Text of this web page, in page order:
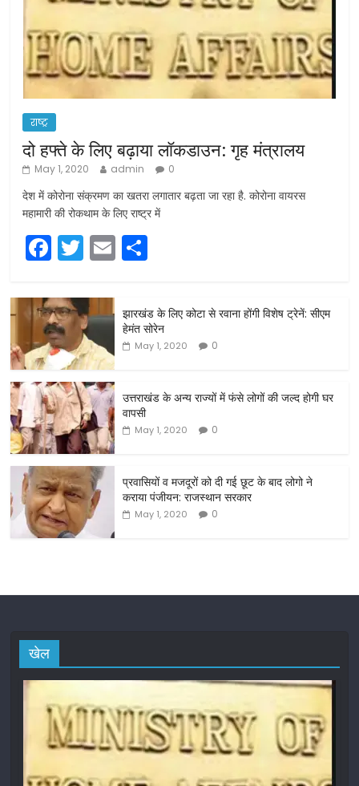
राष्ट्र
दो हफ्ते के लिए बढ़ाया लॉकडाउन: गृह मंत्रालय
May 1, 2020 admin 0
देश में कोरोना संक्रमण का खतरा लगातार बढ़ता जा रहा है. कोरोना वायरस
महामारी की रोकथाम के लिए राष्ट्र में
F
a
c
e
b
o
o
k
T
w
itt
er
E
m
ar
e
झारखंड के लिए कोटा से रवाना होंगी विशेष ट्रेनें: सीएम
हेमंत सोरेन
May 1, 2020 0
उत्तराखंड के अन्य राज्यों में फंसे लोगों की जल्द होगी घर
वापसी
May 1, 2020 0
प्रवासियों व मजदूरों को दी गई छूट के बाद लोगो ने
कराया पंजीयन: राजस्थान सरकार
May 1, 2020 0
खेल